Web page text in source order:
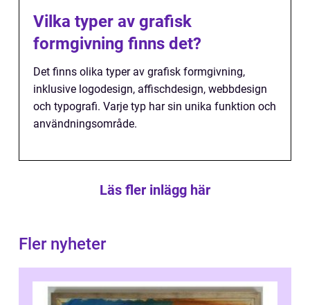
Vilka typer av grafisk
formgivning finns det?
Det finns olika typer av grafisk formgivning,
inklusive logodesign, affischdesign, webbdesign
och typografi. Varje typ har sin unika funktion och
användningsområde.
Läs fler inlägg här
Fler nyheter